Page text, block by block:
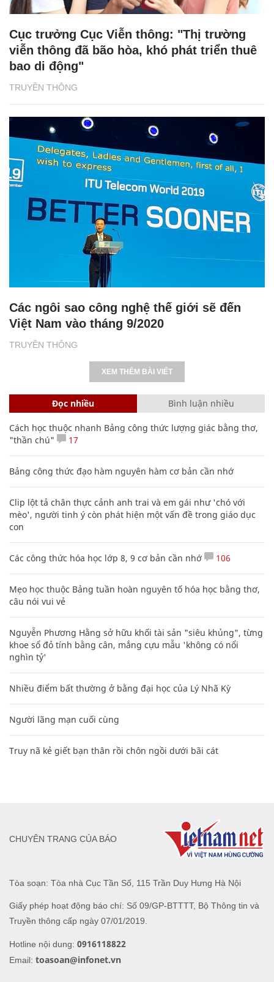
TRUYỀN THÔNG
Cục trưởng Cục Viễn thông: "Thị trường
viễn thông đã bão hòa, khó phát triển thuê
bao di động"
TRUYỀN THÔNG
Các ngôi sao công nghệ thế giới sẽ đến
Việt Nam vào tháng 9/2020
XEM THÊM BÀI VIẾT
Đọc nhiều Bình luận nhiều
Cách học thuộc nhanh Bảng công thức lượng giác bằng thơ,
"thần chú"
17
Bảng công thức đạo hàm nguyên hàm cơ bản cần nhớ
Clip lột tả chân thực cảnh anh trai và em gái như 'chó với
mèo', người tinh ý còn phát hiện một vấn đề trong giáo dục
con
Các công thức hóa học lớp 8, 9 cơ bản cần nhớ 106
Mẹo học thuộc Bảng tuần hoàn nguyên tố hóa học bằng thơ,
câu nói vui vẻ
Nguyễn Phương Hằng sở hữu khối tài sản "siêu khủng", từng
khoe sổ đỏ tính bằng cân, mắng cựu mẫu 'không có nổi
nghìn tỷ'
Nhiều điểm bất thường ở bằng đại học của Lý Nhã Kỳ
Người lãng mạn cuối cùng
Truy nã kẻ giết bạn thân rồi chôn ngồi dưới bãi cát
Tòa soạn: Tòa nhà Cục Tần Số, 115 Trần Duy Hưng Hà Nội
Giấy phép hoạt động báo chí: Số 09/GP-BTTTT, Bộ Thông tin và
Truyền thông cấp ngày 07/01/2019.
Hotline nội dung: 0916118822
Email: toasoan@infonet.vn
CHUYÊN TRANG CỦA BÁO